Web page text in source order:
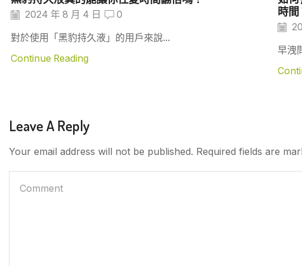
2024 年 8 月 4 日 0
對於使用「黑豹持久液」的用戶來說...
Continue Reading
時間
早洩
Leave A Reply
Your email address will not be published. Required fields are